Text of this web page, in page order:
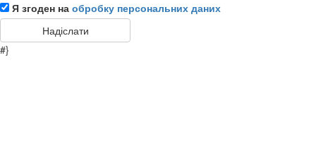
Я згоден на обробку персональних даних
#}